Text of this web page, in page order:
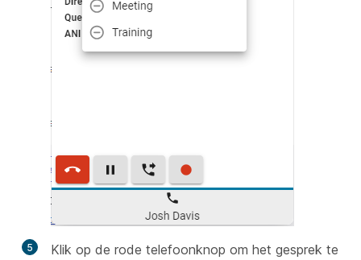
5
Klik op de rode telefoonknop om het gesprek te